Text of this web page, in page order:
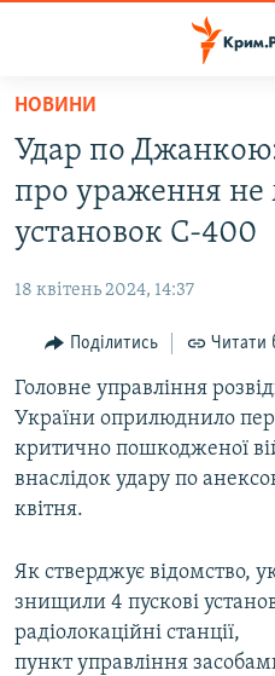
Перейти
основного
матеріалу
Перейти
до
основної
Перейти
пошуку
ВОДА.КРИМ
ВІДЕО ТА ФОТО
БЛОГИ
ПОГЛЯД
ІНТЕРВ'Ю
ВСЕ ЗА ДЕНЬ
СПЕЦПРОЕКТИ
ДЕПОРТАЦІЯ
ВІДЕОУРОКИ «ELIFBE»
СВІДЧЕННЯ ОКУПАЦІЇ
УКРАЇНСЬКА ПРОБЛЕМА КРИМУ
ЯК ОБІЙТИ БЛОКУВАННЯ
Русский
Qırımtatar
НОВИНИ
Удар по
про ураження
установок С-400
18 квітень 2024, 14:37
Поділитись Читати
Головне управління
України оприлюднило
критично пошкодженої
внаслідок удару по
квітня.
Як стверджує відомство,
знищили 4 пускові
радіолокаційні станції,
пункт управління